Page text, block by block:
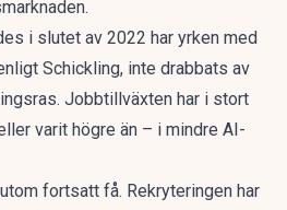
i slutet av 2022 har yrken med
Schickling, inte drabbats av
Jobbtillväxten har i stort
varit högre än – i mindre AI-
fortsatt få. Rekryteringen har